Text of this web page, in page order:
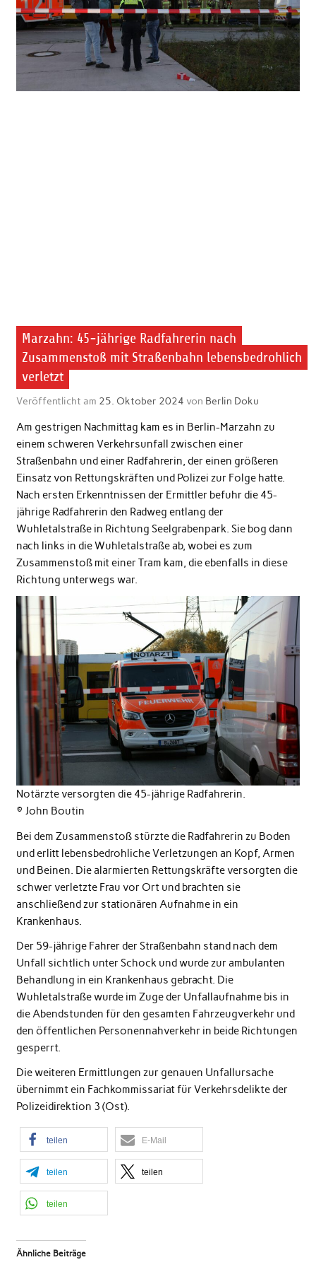
Marzahn: 45-jährige Radfahrerin nach
Zusammenstoß mit Straßenbahn lebensbedrohlich
verletzt
Veröffentlicht am 25. Oktober 2024 von Berlin Doku
Am gestrigen Nachmittag kam es in Berlin-Marzahn zu
einem schweren Verkehrsunfall zwischen einer
Straßenbahn und einer Radfahrerin, der einen größeren
Einsatz von Rettungskräften und Polizei zur Folge hatte.
Nach ersten Erkenntnissen der Ermittler befuhr die 45-
jährige Radfahrerin den Radweg entlang der
Wuhletalstraße in Richtung Seelgrabenpark. Sie bog dann
nach links in die Wuhletalstraße ab, wobei es zum
Zusammenstoß mit einer Tram kam, die ebenfalls in diese
Richtung unterwegs war.
Notärzte versorgten die 45-jährige Radfahrerin.
© John Boutin
Bei dem Zusammenstoß stürzte die Radfahrerin zu Boden
und erlitt lebensbedrohliche Verletzungen an Kopf, Armen
und Beinen. Die alarmierten Rettungskräfte versorgten die
schwer verletzte Frau vor Ort und brachten sie
anschließend zur stationären Aufnahme in ein
Krankenhaus.
Der 59-jährige Fahrer der Straßenbahn stand nach dem
Unfall sichtlich unter Schock und wurde zur ambulanten
Behandlung in ein Krankenhaus gebracht. Die
Wuhletalstraße wurde im Zuge der Unfallaufnahme bis in
die Abendstunden für den gesamten Fahrzeugverkehr und
den öffentlichen Personennahverkehr in beide Richtungen
gesperrt.
Die weiteren Ermittlungen zur genauen Unfallursache
übernimmt ein Fachkommissariat für Verkehrsdelikte der
Polizeidirektion 3 (Ost).
teilen E-Mail
teilen teilen
teilen
Ähnliche Beiträge